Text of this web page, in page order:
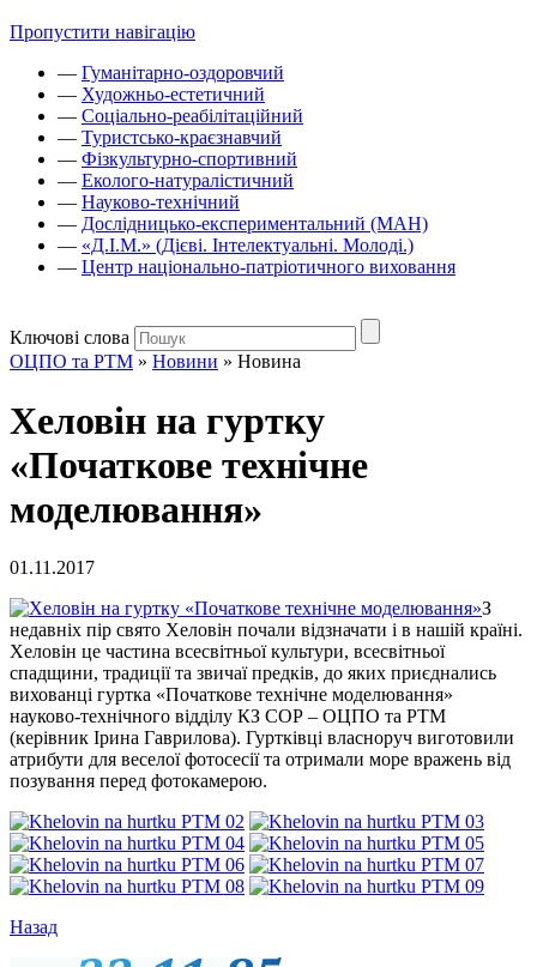
Пропустити навігацію
— Гуманітарно-оздоровчий
— Художньо-естетичний
— Соціально-реабілітаційний
— Туристсько-краєзнавчий
— Фізкультурно-спортивний
— Еколого-натуралістичний
— Науково-технічний
— Дослідницько-експериментальний (МАН)
— «Д.І.М.» (Дієві. Інтелектуальні. Молоді.)
— Центр національно-патріотичного виховання
Ключові слова
ОЦПО та РТМ » Новини » Новина
Хеловін на гуртку
«Початкове технічне
моделювання»
01.11.2017
З
недавніх пір свято Хеловін почали відзначати і в нашій країні.
Хеловін це частина всесвітньої культури, всесвітньої
спадщини, традиції та звичаї предків, до яких приєднались
вихованці гуртка «Початкове технічне моделювання»
науково-технічного відділу КЗ СОР – ОЦПО та РТМ
(керівник Ірина Гаврилова). Гуртківці власноруч виготовили
атрибути для веселої фотосесії та отримали море вражень від
позування перед фотокамерою.
Назад